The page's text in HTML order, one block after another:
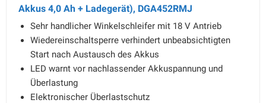
Akkus 4,0 Ah + Ladegerät), DGA452RMJ
Sehr handlicher Winkelschleifer mit 18 V Antrieb
Wiedereinschaltsperre verhindert unbeabsichtigten
Start nach Austausch des Akkus
LED warnt vor nachlassender Akkuspannung und
Überlastung
Elektronischer Überlastschutz